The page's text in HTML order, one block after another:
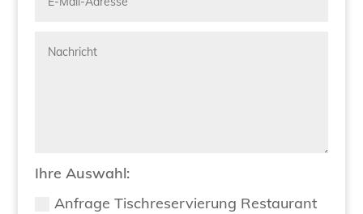
Ihre Auswahl:
Anfrage Tischreservierung Restaurant